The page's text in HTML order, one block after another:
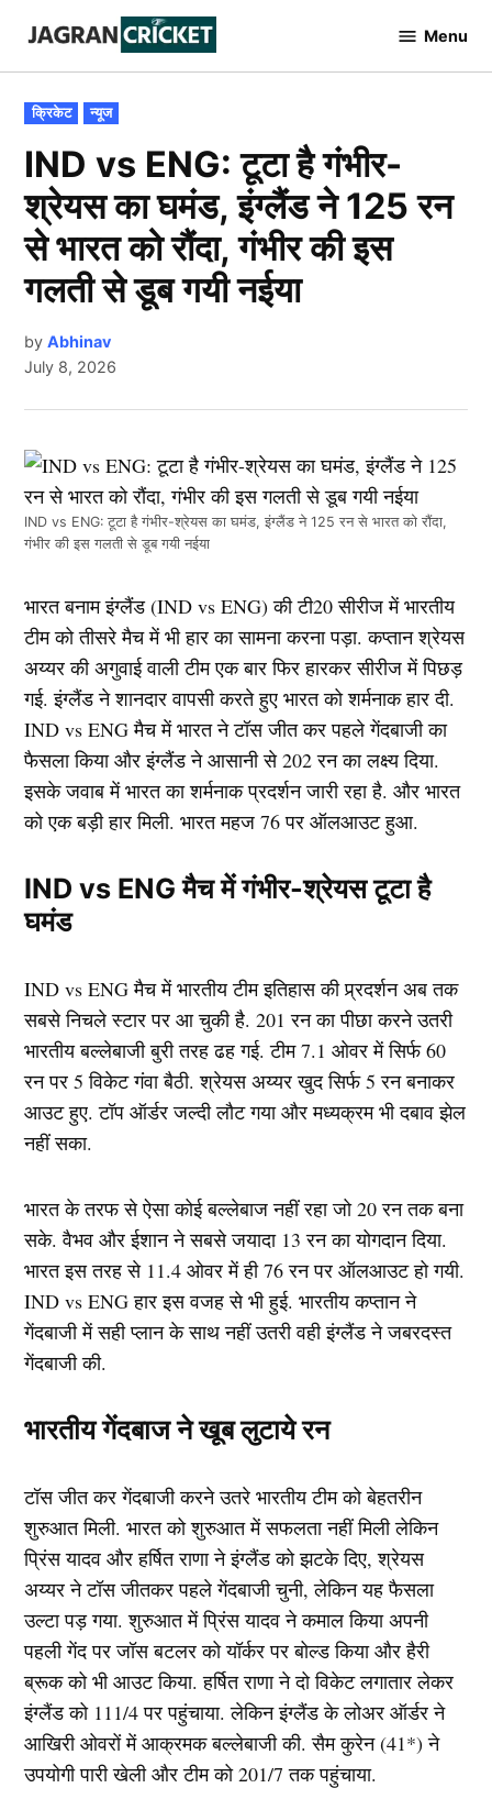
content
Cricket
Menu
POSTED
IN
क्रिकेट न्यूज
IND vs ENG: टूटा है गंभीर-
श्रेयस का घमंड, इंग्लैंड ने 125 रन
से भारत को रौंदा, गंभीर की इस
गलती से डूब गयी नईया
by Abhinav
July 8, 2026
IND vs ENG: टूटा है गंभीर-श्रेयस का घमंड, इंग्लैंड ने 125 रन से भारत को रौंदा,
गंभीर की इस गलती से डूब गयी नईया
भारत बनाम इंग्लैंड (IND vs ENG) की टी20 सीरीज में भारतीय
टीम को तीसरे मैच में भी हार का सामना करना पड़ा. कप्तान श्रेयस
अय्यर की अगुवाई वाली टीम एक बार फिर हारकर सीरीज में पिछड़
गई. इंग्लैंड ने शानदार वापसी करते हुए भारत को शर्मनाक हार दी.
IND vs ENG मैच में भारत ने टॉस जीत कर पहले गेंदबाजी का
फैसला किया और इंग्लैंड ने आसानी से 202 रन का लक्ष्य दिया.
इसके जवाब में भारत का शर्मनाक प्रदर्शन जारी रहा है. और भारत
को एक बड़ी हार मिली. भारत महज 76 पर ऑलआउट हुआ.
IND vs ENG मैच में गंभीर-श्रेयस टूटा है
घमंड
IND vs ENG मैच में भारतीय टीम इतिहास की प्र्रदर्शन अब तक
सबसे निचले स्टार पर आ चुकी है. 201 रन का पीछा करने उतरी
भारतीय बल्लेबाजी बुरी तरह ढह गई. टीम 7.1 ओवर में सिर्फ 60
रन पर 5 विकेट गंवा बैठी. श्रेयस अय्यर खुद सिर्फ 5 रन बनाकर
आउट हुए. टॉप ऑर्डर जल्दी लौट गया और मध्यक्रम भी दबाव झेल
नहीं सका.
भारत के तरफ से ऐसा कोई बल्लेबाज नहीं रहा जो 20 रन तक बना
सके. वैभव और ईशान ने सबसे जयादा 13 रन का योगदान दिया.
भारत इस तरह से 11.4 ओवर में ही 76 रन पर ऑलआउट हो गयी.
IND vs ENG हार इस वजह से भी हुई. भारतीय कप्तान ने
गेंदबाजी में सही प्लान के साथ नहीं उतरी वही इंग्लैंड ने जबरदस्त
गेंदबाजी की.
भारतीय गेंदबाज ने खूब लुटाये रन
टॉस जीत कर गेंदबाजी करने उतरे भारतीय टीम को बेहतरीन
शुरुआत मिली. भारत को शुरुआत में सफलता नहीं मिली लेकिन
प्रिंस यादव और हर्षित राणा ने इंग्लैंड को झटके दिए, श्रेयस
अय्यर ने टॉस जीतकर पहले गेंदबाजी चुनी, लेकिन यह फैसला
उल्टा पड़ गया. शुरुआत में प्रिंस यादव ने कमाल किया अपनी
पहली गेंद पर जॉस बटलर को यॉर्कर पर बोल्ड किया और हैरी
ब्रूक को भी आउट किया. हर्षित राणा ने दो विकेट लगातार लेकर
इंग्लैंड को 111/4 पर पहुंचाया. लेकिन इंग्लैंड के लोअर ऑर्डर ने
आखिरी ओवरों में आक्रमक बल्लेबाजी की. सैम कुरेन (41*) ने
उपयोगी पारी खेली और टीम को 201/7 तक पहुंचाया.